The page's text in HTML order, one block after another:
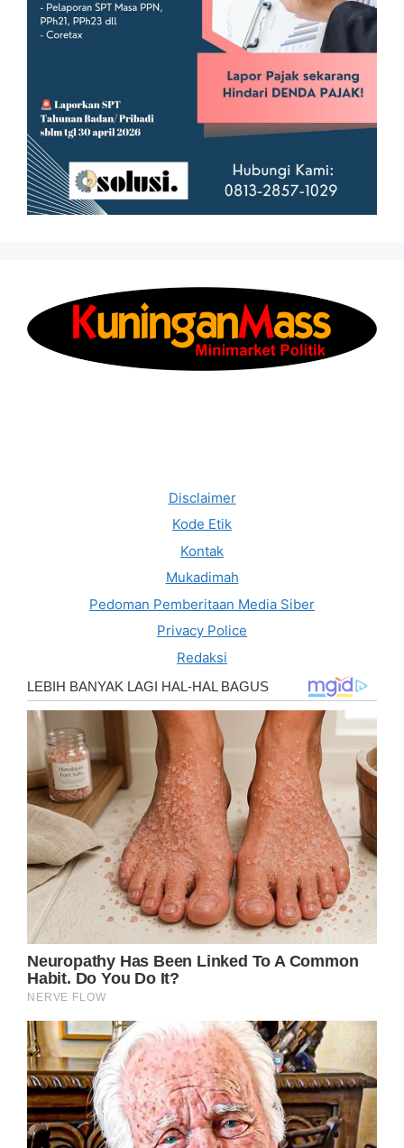
Disclaimer
Kode Etik
Kontak
Mukadimah
Pedoman Pemberitaan Media Siber
Privacy Police
Redaksi